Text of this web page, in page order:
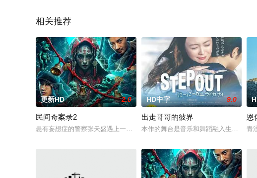
相关推荐
更新HD 2.0
民间奇案录2
患有妄想症的警察张天盛遇上一起离奇的神像杀人事件，勘案过程中，牵引出
HD中字 9.0
出走哥哥的彼界
本作的舞台是音乐和舞蹈融入生活的冲
恩
青